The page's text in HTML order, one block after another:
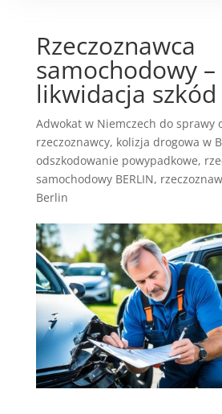
Rzeczoznawca
samochodowy –
likwidacja szkód
Adwokat w Niemczech do sprawy
rzeczoznawcy, kolizja drogowa w
odszkodowanie powypadkowe,
samochodowy BERLIN,
Berlin